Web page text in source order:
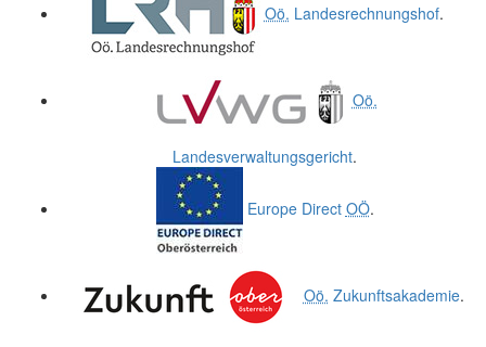
Oö. Landesrechnungshof.
Oö.
Landesverwaltungsgericht.
Europe Direct OÖ.
Oö. Zukunftsakademie.